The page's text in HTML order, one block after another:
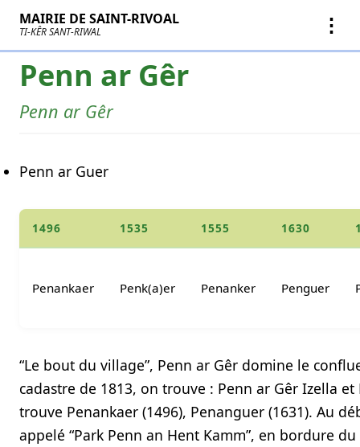
MAIRIE DE SAINT-RIVOAL
TI-KÊR SANT-RIWAL ⋮
Penn ar Gêr
Penn ar Gêr
Penn ar Guer
1496 1535 1555 1630
Penankaer Penk(a)er Penanker Penguer
“Le bout du village”, Penn ar Gêr domine le
cadastre de 1813, on trouve : Penn ar Gêr Izella
trouve Penankaer (1496), Penanguer (1631). Au
appelé “Park Penn an Hent Kamm”, en bordure